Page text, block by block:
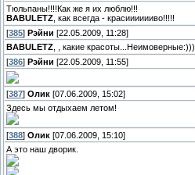
Тюльпаны!!!!Как же я их люблю!!!
BABULETZ , как всегда - красииииииво!!!!!
[385] Рэйни [22.05.2009, 11:28]
BABULETZ , , какие красоты...Неимоверные:)))
[386] Рэйни [22.05.2009, 11:55]
[387] Олик [07.06.2009, 15:02]
Здесь мы отдыхаем летом!
[388] Олик [07.06.2009, 15:10]
А это наш дворик.